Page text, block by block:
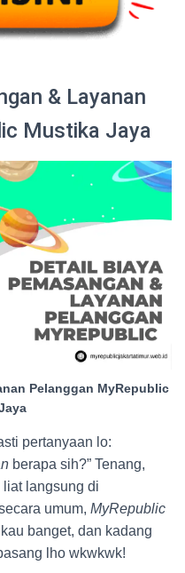
& Layanan
Mustika Jaya
Pelanggan MyRepublic
pertanyaan lo:
berapa sih?” Tenang,
langsung di
umum, MyRepublic
banget, dan kadang
lho wkwkwk!